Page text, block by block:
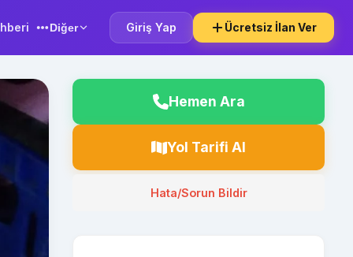
Diğer Giriş Yap Ücretsiz İlan Ver
Hemen Ara
Yol Tarifi Al
Hata/Sorun Bildir